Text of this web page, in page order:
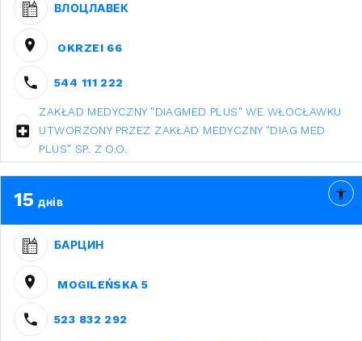
ВЛОЦЛАВЕК
OKRZEI 66
544 111 222
ZAKŁAD MEDYCZNY "DIAGMED PLUS" WE WŁOCŁAWKU
UTWORZONY PRZEZ ZAKŁAD MEDYCZNY "DIAG MED
PLUS" SP. Z O.O.
15 днів
БАРЦИН
MOGILEŃSKA 5
523 832 292